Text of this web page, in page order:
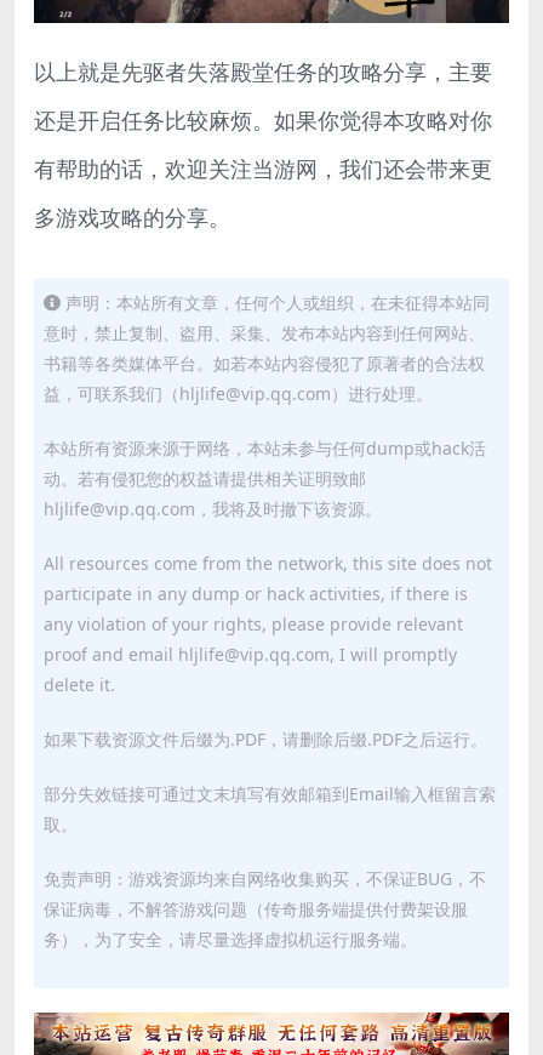
以上就是先驱者失落殿堂任务的攻略分享，主要
还是开启任务比较麻烦。如果你觉得本攻略对你
有帮助的话，欢迎关注当游网，我们还会带来更
多游戏攻略的分享。
声明：本站所有文章，任何个人或组织，在未征得本站同
意时，禁止复制、盗用、采集、发布本站内容到任何网站、
书籍等各类媒体平台。如若本站内容侵犯了原著者的合法权
益，可联系我们（hljlife@vip.qq.com）进行处理。
本站所有资源来源于网络，本站未参与任何dump或hack活
动。若有侵犯您的权益请提供相关证明致邮
hljlife@vip.qq.com，我将及时撤下该资源。
All resources come from the network, this site does not
participate in any dump or hack activities, if there is
any violation of your rights, please provide relevant
proof and email hljlife@vip.qq.com, I will promptly
delete it.
如果下载资源文件后缀为.PDF，请删除后缀.PDF之后运行。
部分失效链接可通过文末填写有效邮箱到Email输入框留言索
取。
免责声明：游戏资源均来自网络收集购买，不保证BUG，不
保证病毒，不解答游戏问题（传奇服务端提供付费架设服
务），为了安全，请尽量选择虚拟机运行服务端。